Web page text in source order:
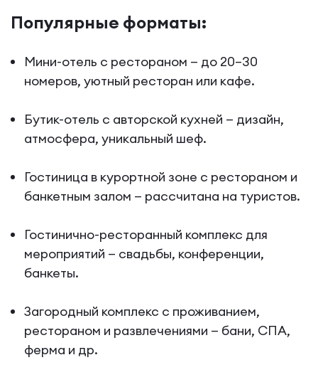
Популярные форматы:
Мини-отель с рестораном — до 20–30
номеров, уютный ресторан или кафе.
Бутик-отель с авторской кухней — дизайн,
атмосфера, уникальный шеф.
Гостиница в курортной зоне с рестораном и
банкетным залом — рассчитана на туристов.
Гостинично-ресторанный комплекс для
мероприятий — свадьбы, конференции,
банкеты.
Загородный комплекс с проживанием,
рестораном и развлечениями — бани, СПА,
ферма и др.